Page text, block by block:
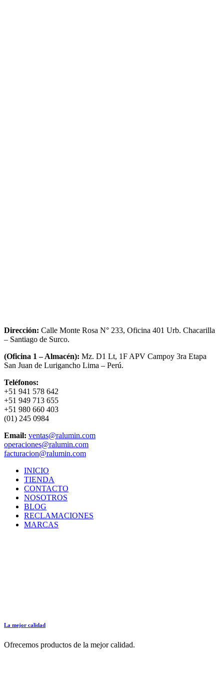
Dirección: Calle Monte Rosa N° 233, Oficina 401 Urb. Chacarilla
– Santiago de Surco.
(Oficina 1 – Almacén): Mz. D1 Lt, 1F APV Campoy 3ra Etapa
San Juan de Lurigancho Lima – Perú.
Teléfonos:
+51 941 578 642
+51 949 713 655
+51 980 660 403
(01) 245 0984
Email: ventas@ralumin.com
operaciones@ralumin.com
facturacion@ralumin.com
INICIO
TIENDA
CONTACTO
NOSOTROS
BLOG
RECLAMACIONES
MARCAS
La mejor calidad
Ofrecemos productos de la mejor calidad.